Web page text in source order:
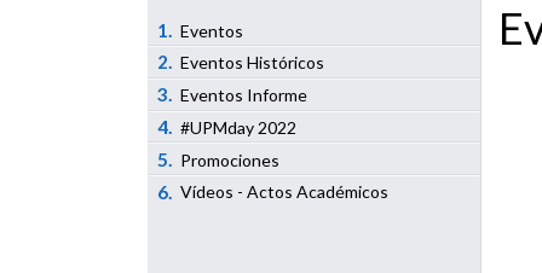
1. Eventos
2. Eventos Históricos
3. Eventos Informe
4. #UPMday 2022
5. Promociones
6. Vídeos - Actos Académicos